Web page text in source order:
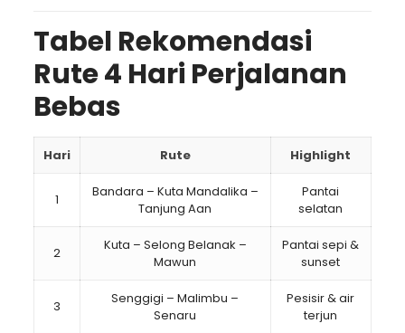
Tabel Rekomendasi
Rute 4 Hari Perjalanan
Bebas
Hari Rute Highlight
1
Bandara – Kuta Mandalika –
Tanjung Aan
Pantai
selatan
2
Kuta – Selong Belanak –
Mawun
Pantai sepi &
sunset
3
Senggigi – Malimbu –
Senaru
Pesisir & air
terjun